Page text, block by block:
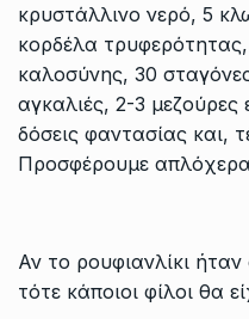
κρυστάλλινο νερό, 5
κορδέλα
καλοσύνης, 30
αγκαλιές, 2-3 μεζούρες
δόσεις φαντασίας και,
Προσφέρουμε
Αν το ρουφιανλίκι
τότε κάποιοι φίλοι θα